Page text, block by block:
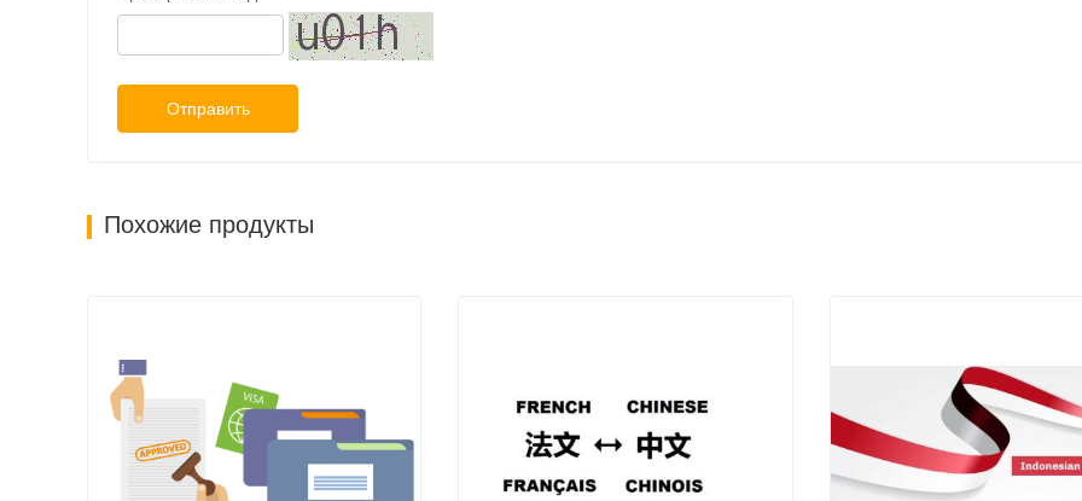
Отправить
Похожие продукты